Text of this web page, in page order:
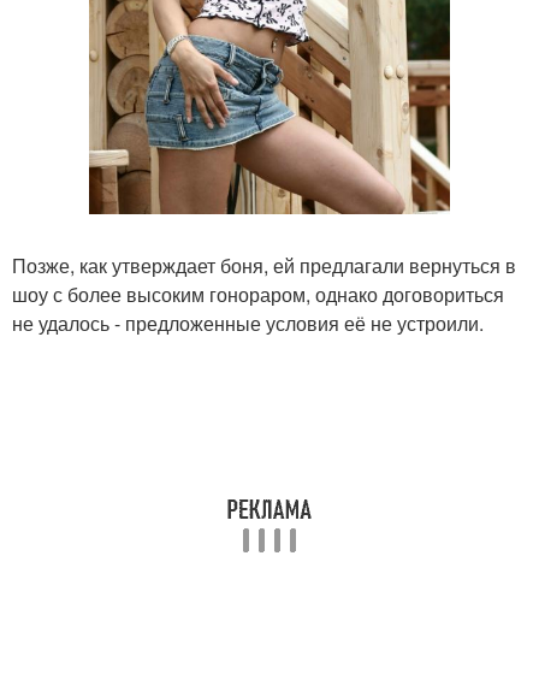
Позже, как утверждает боня, ей предлагали вернуться в
шоу с более высоким гонораром, однако договориться
не удалось - предложенные условия её не устроили.